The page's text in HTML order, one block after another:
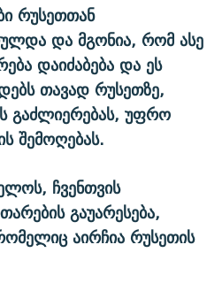
რუსეთთან
და მგონია, რომ ასე
დაიძაბება და ეს
თავად რუსეთზე,
გაძლიერებას, უფრო
შემოღებას.
ჩვენთვის
გაუარესება,
აირჩია რუსეთის